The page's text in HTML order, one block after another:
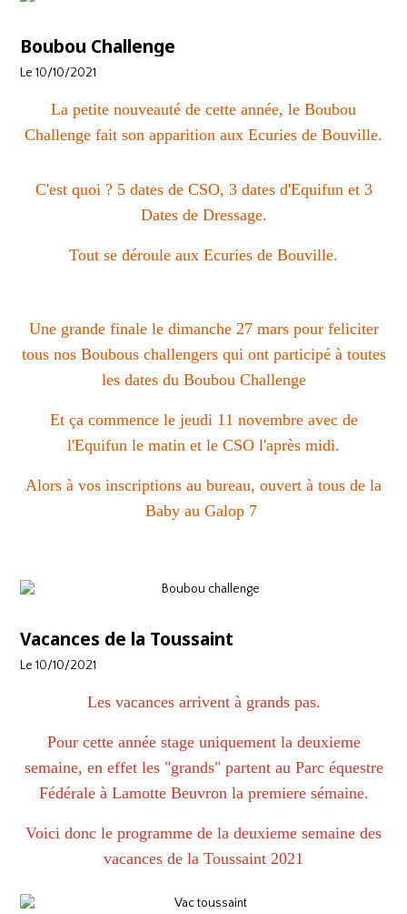
Boubou Challenge
Le 10/10/2021
La petite nouveauté de cette année, le Boubou
Challenge fait son apparition aux Ecuries de Bouville.
C'est quoi ? 5 dates de CSO, 3 dates d'Equifun et 3
Dates de Dressage.
Tout se déroule aux Ecuries de Bouville.
Une grande finale le dimanche 27 mars pour feliciter
tous nos Boubous challengers qui ont participé à toutes
les dates du Boubou Challenge
Et ça commence le jeudi 11 novembre avec de
l'Equifun le matin et le CSO l'après midi.
Alors à vos inscriptions au bureau, ouvert à tous de la
Baby au Galop 7
Vacances de la Toussaint
Le 10/10/2021
Les vacances arrivent à grands pas.
Pour cette année stage uniquement la deuxieme
semaine, en effet les "grands" partent au Parc équestre
Fédérale à Lamotte Beuvron la premiere sémaine.
Voici donc le programme de la deuxieme semaine des
vacances de la Toussaint 2021